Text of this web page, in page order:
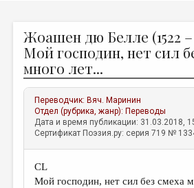
ЖАНРЫ
АВТОРЫ
КОММЕНТАРИИ
ЛИТСАЛОН
НОВОСТИ
ПРАВИЛА САЙТА
Жоашен дю Белле (1522 –
Мой господин, нет сил
много лет...
Переводчик: Вяч. Маринин
Отдел (рубрика, жанр): Переводы
Дата и время публикации: 31.03.2018,
Сертификат Поэзия.ру: серия 719 №
CL
Мой господин, нет сил без смеха